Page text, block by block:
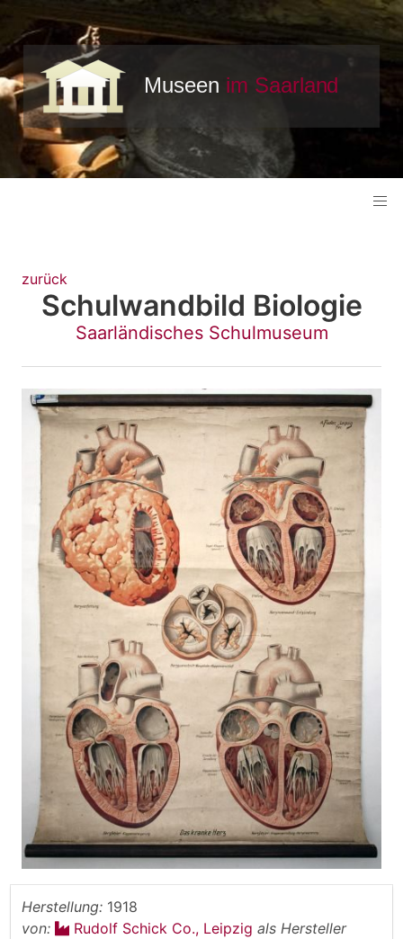
zurück
Schulwandbild Biologie
Saarländisches Schulmuseum
Herstellung: 1918
von:
Rudolf Schick Co., Leipzig als Hersteller